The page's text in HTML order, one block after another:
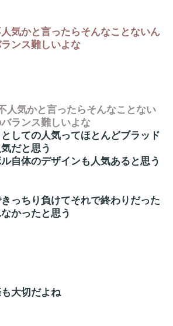
気かと言ったらそんなことないん
ンス難しいよな
人気かと言ったらそんなことない
ランス難しいよな
しての人気ってほとんどブラッド
だと思う
自体のデザインも人気あると思う
っちり負けてそれで終わりだった
かったと思う
大切だよね